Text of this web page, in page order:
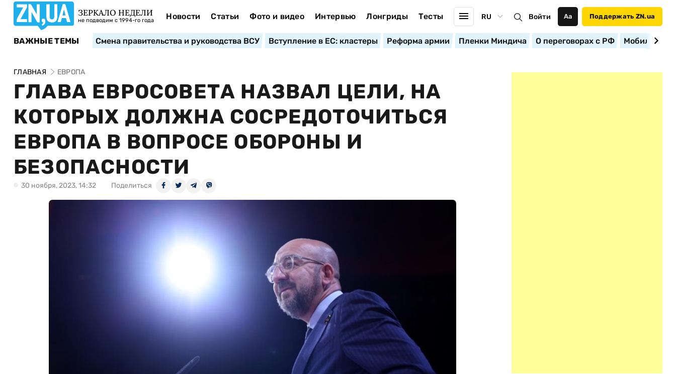
ЗЕРКАЛО НЕДЕЛИ
не подводим с 1994-го года Новости Статьи Фото и видео Интервью Лонгриды Тесты RU Войти Аа Поддержать ZN.ua
ВАЖНЫЕ ТЕМЫ Смена правительства и руководства ВСУ Вступление в ЕС: кластеры Реформа армии Пленки Миндича О переговорах с РФ
ГЛАВНАЯ ЕВРОПА
ГЛАВА ЕВРОСОВЕТА НАЗВАЛ ЦЕЛИ, НА
КОТОРЫХ ДОЛЖНА СОСРЕДОТОЧИТЬСЯ
ЕВРОПА В ВОПРОСЕ ОБОРОНЫ И
БЕЗОПАСНОСТИ
30 ноября, 2023, 14:32 Поделиться